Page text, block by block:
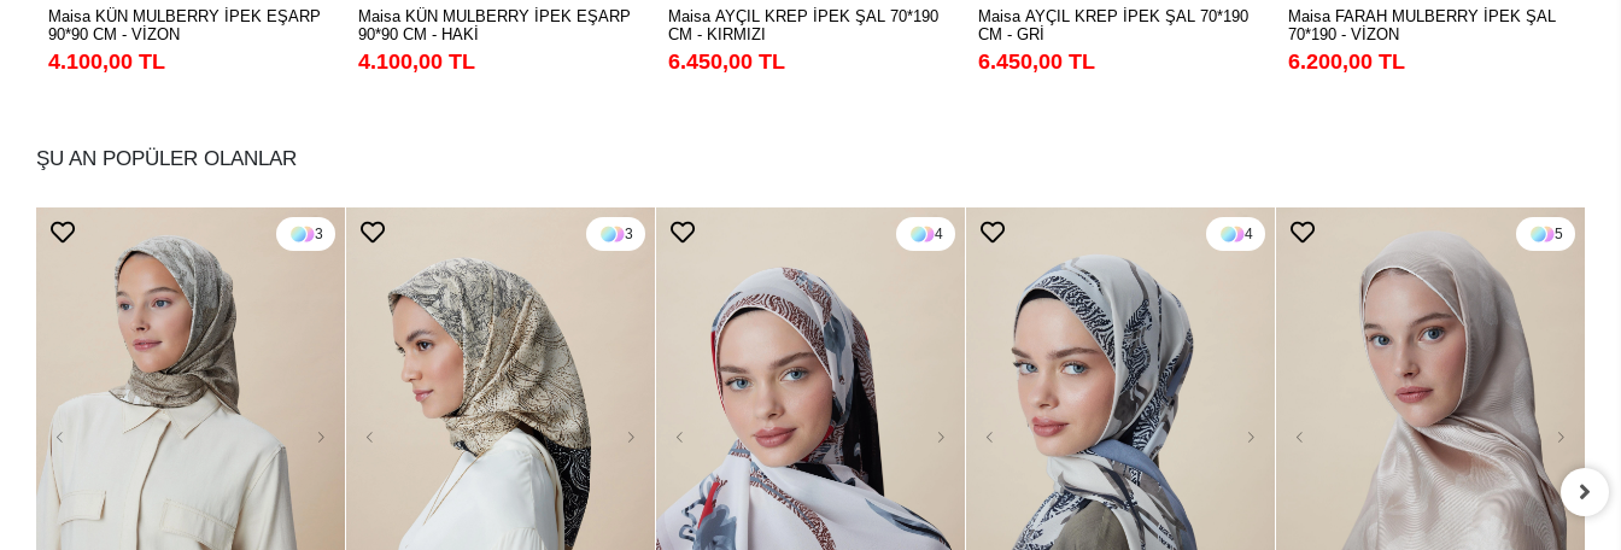
Maisa KÜN MULBERRY İPEK EŞARP
90*90 CM - VİZON
4.100,00 TL
Maisa KÜN MULBERRY İPEK EŞARP
90*90 CM - HAKİ
4.100,00 TL
Maisa AYÇIL KREP İPEK ŞAL 70*190
CM - KIRMIZI
6.450,00 TL
Maisa AYÇIL KREP İPEK ŞAL 70*190
CM - GRİ
6.450,00 TL
Maisa FARAH MULBERRY İPEK ŞAL
70*190 - VİZON
6.200,00 TL
ŞU AN POPÜLER OLANLAR
3 3 4 4 5